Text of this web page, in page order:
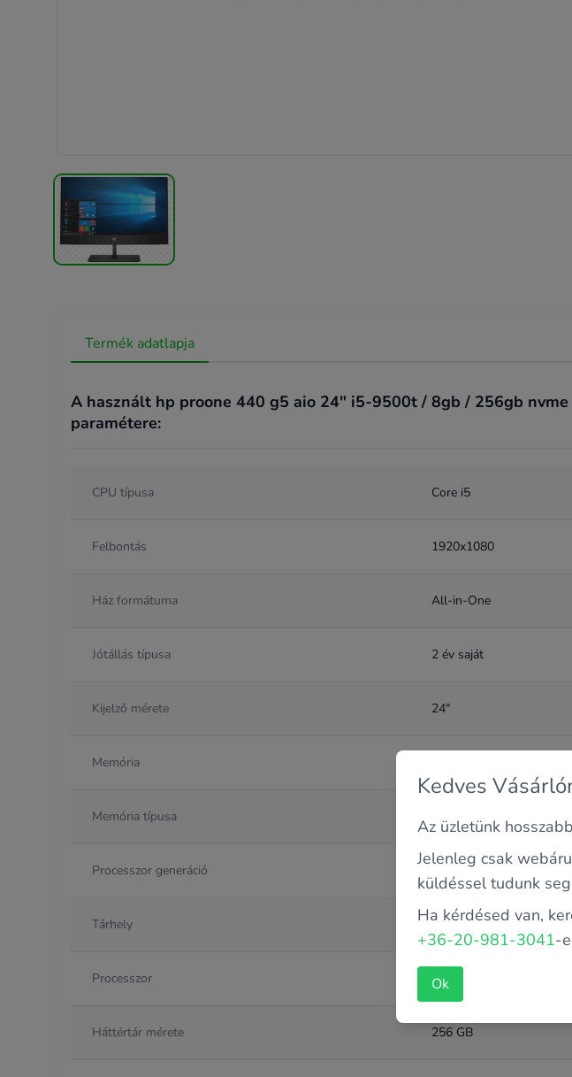
TERMÉK KÉP
Termék adatlapja
A használt hp proone 440 g5 aio 24" i5-9500t / 8gb / 256gb
paramétere:
CPU típusa Core i5
Felbontás 1920x1080
Ház formátuma All-in-One
Jótállás típusa 2 év saját
Kijelző mérete 24"
Memória
Memória típusa DDR4
Processzor generáció Intel 9. Gen
Tárhely NVME SSD
Processzor Intel Core i5-9500TE 2.2
Háttértár mérete 256 GB
Kedves
Az üzletünk
Jelenleg csak
küldéssel tudunk
Ha kérdésed van,
+36-20-981-3041-
Ok